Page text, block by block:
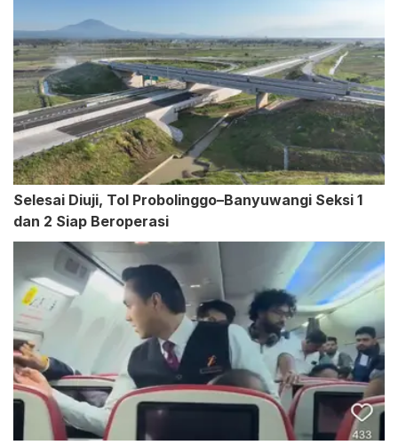
Selesai Diuji, Tol Probolinggo–Banyuwangi Seksi 1
dan 2 Siap Beroperasi